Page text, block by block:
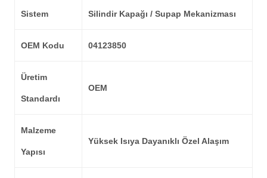
Sistem Silindir Kapağı / Supap Mekanizması
OEM Kodu 04123850
Üretim
Standardı
OEM
Malzeme
Yapısı
Yüksek Isıya Dayanıklı Özel Alaşım